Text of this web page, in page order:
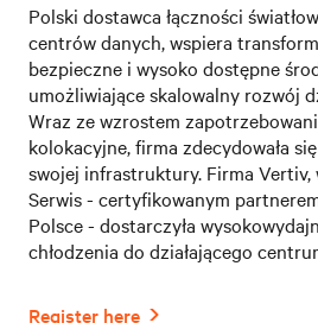
Polski dostawca łączności
centrów danych, wspiera
bezpieczne i wysoko dostępne
umożliwiające skalowalny rozwój
Wraz ze wzrostem
kolokacyjne, firma zdecydowała
swojej infrastruktury. Firma Vertiv,
Serwis - certyfikowanym
Polsce - dostarczyła
chłodzenia do działającego